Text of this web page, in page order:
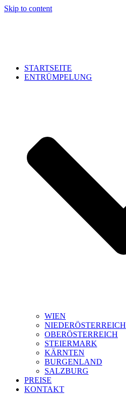
Skip to content
STARTSEITE
ENTRÜMPELUNG
WIEN
NIEDERÖSTERREICH
OBERÖSTERREICH
STEIERMARK
KÄRNTEN
BURGENLAND
SALZBURG
PREISE
KONTAKT